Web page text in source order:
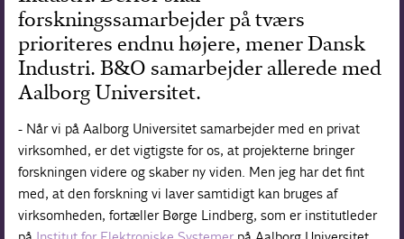
forskningssamarbejder på tværs
prioriteres endnu højere, mener Dansk
Industri. B&O samarbejder allerede med
Aalborg Universitet.
- Når vi på Aalborg Universitet samarbejder med en privat
virksomhed, er det vigtigste for os, at projekterne bringer
forskningen videre og skaber ny viden. Men jeg har det fint
med, at den forskning vi laver samtidigt kan bruges af
virksomheden, fortæller Børge Lindberg, som er institutleder